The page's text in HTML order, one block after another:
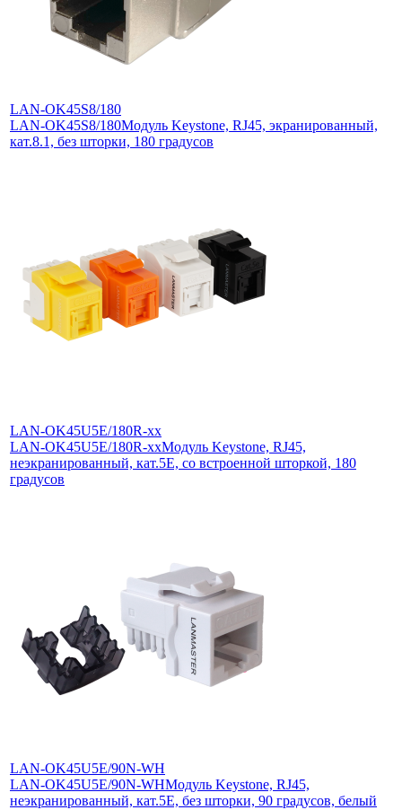
LAN-OK45S8/180
LAN-OK45S8/180Модуль Keystone, RJ45, экранированный,
кат.8.1, без шторки, 180 градусов
LAN-OK45U5E/180R-xx
LAN-OK45U5E/180R-xxМодуль Keystone, RJ45,
неэкранированный, кат.5E, со встроенной шторкой, 180
градусов
LAN-OK45U5E/90N-WH
LAN-OK45U5E/90N-WHМодуль Keystone, RJ45,
неэкранированный, кат.5E, без шторки, 90 градусов, белый